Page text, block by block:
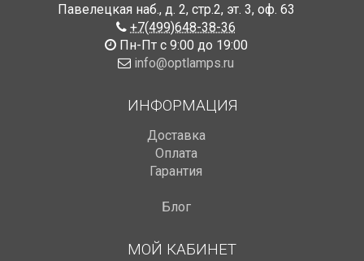
Павелецкая наб., д. 2, стр.2, эт. 3, оф. 63
+7(499)648-38-36
Пн-Пт с 9:00 до 19:00
info@optlamps.ru
ИНФОРМАЦИЯ
Доставка
Оплата
Гарантия
Блог
МОЙ КАБИНЕТ